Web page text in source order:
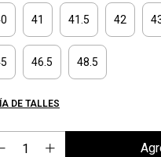
41 41.5 42
46.5 48.5
DE TALLES